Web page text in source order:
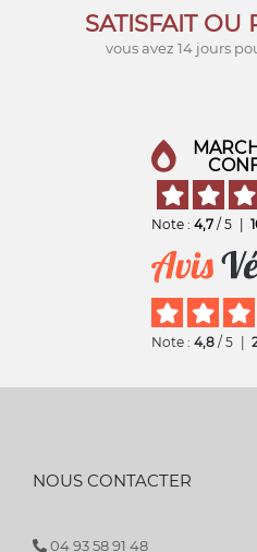
SATISFAIT OU
vous avez 14 jours
Note : 4,7 / 5
Note : 4,8 / 5
NOUS CONTACTER
04 93 58 91 48